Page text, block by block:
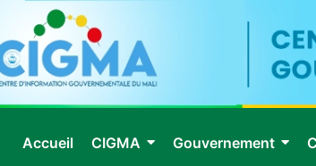
Accueil CIGMA Gouvernement